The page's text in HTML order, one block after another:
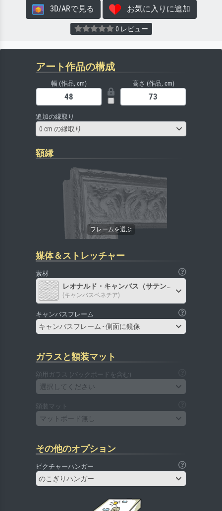
3D/ARで見る お気に入りに追加
0 レビュー
アート作品の構成
幅 (作品, cm) 高さ (作品, cm)
追加の縁取り
0 cm の縁取り
額縁
媒体＆ストレッチャー
素材
レオナルド・キャンバス（サテン）
(キャンバスベネチア)
キャンバスフレーム
キャンバスフレーム - 側面に鏡像
ガラスと額装マット
額用ガラス (バックボードを含む)
選択してください
額装マット
マットボード無し
その他のオプション
ピクチャーハンガー
のこぎりハンガー